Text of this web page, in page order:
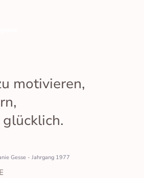
motivieren,
Gesse - Jahrgang 1977